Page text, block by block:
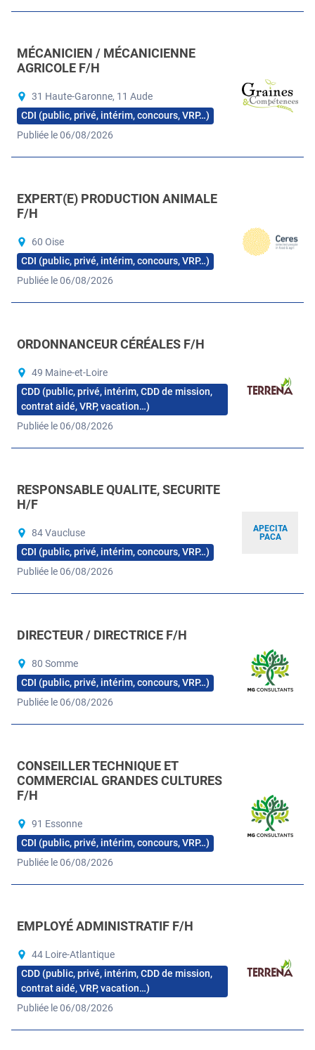
MÉCANICIEN / MÉCANICIENNE
AGRICOLE F/H
31 Haute-Garonne, 11 Aude
CDI (public, privé, intérim, concours, VRP…)
Publiée le 06/08/2026
EXPERT(E) PRODUCTION ANIMALE
F/H
60 Oise
CDI (public, privé, intérim, concours, VRP…)
Publiée le 06/08/2026
ORDONNANCEUR CÉRÉALES F/H
49 Maine-et-Loire
CDD (public, privé, intérim, CDD de mission,
contrat aidé, VRP, vacation…)
Publiée le 06/08/2026
APECITA
PACA
RESPONSABLE QUALITE, SECURITE
H/F
84 Vaucluse
CDI (public, privé, intérim, concours, VRP…)
Publiée le 06/08/2026
DIRECTEUR / DIRECTRICE F/H
80 Somme
CDI (public, privé, intérim, concours, VRP…)
Publiée le 06/08/2026
CONSEILLER TECHNIQUE ET
COMMERCIAL GRANDES CULTURES
F/H
91 Essonne
CDI (public, privé, intérim, concours, VRP…)
Publiée le 06/08/2026
EMPLOYÉ ADMINISTRATIF F/H
44 Loire-Atlantique
CDD (public, privé, intérim, CDD de mission,
contrat aidé, VRP, vacation…)
Publiée le 06/08/2026